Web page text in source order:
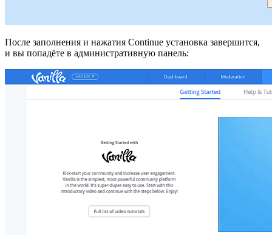
После заполнения и нажатия Continue установка завершится,
и вы попадёте в административную панель: